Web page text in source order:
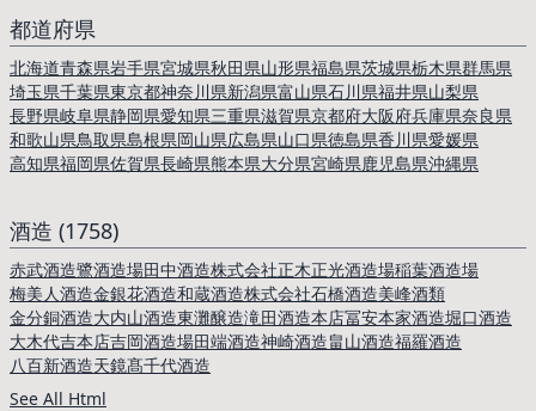
都道府県
北海道青森県岩手県宮城県秋田県山形県福島県茨城県栃木県群馬県
埼玉県千葉県東京都神奈川県新潟県富山県石川県福井県山梨県
長野県岐阜県静岡県愛知県三重県滋賀県京都府大阪府兵庫県奈良県
和歌山県鳥取県島根県岡山県広島県山口県徳島県香川県愛媛県
高知県福岡県佐賀県長崎県熊本県大分県宮崎県鹿児島県沖縄県
酒造 (1758)
赤武酒造鷺酒造場田中酒造株式会社正木正光酒造場稲葉酒造場
梅美人酒造金銀花酒造和蔵酒造株式会社石橋酒造美峰酒類
金分銅酒造大内山酒造東灘醸造滝田酒造本店冨安本家酒造堀口酒造
大木代吉本店吉岡酒造場田端酒造神崎酒造畠山酒造福羅酒造
八百新酒造天鏡髙千代酒造
See All Html